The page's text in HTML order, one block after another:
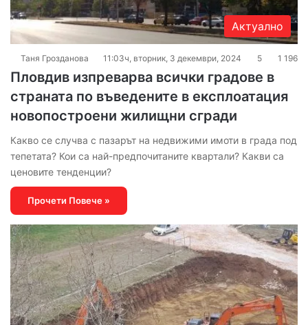
Актуално
Таня Грозданова 11:03ч, вторник, 3 декември, 2024 5 1 196
Пловдив изпреварва всички градове в
страната по въведените в експлоатация
новопостроени жилищни сгради
Какво се случва с пазарът на недвижими имоти в града под
тепетата? Кои са най-предпочитаните квартали? Какви са
ценовите тенденции?
Прочети Повече »